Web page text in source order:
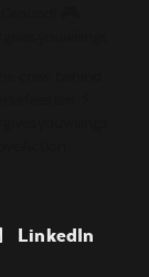
LinkedIn